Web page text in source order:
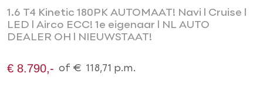
1.6 T4 Kinetic 180PK AUTOMAAT! Navi l Cruise l
LED l Airco ECC! 1e eigenaar l NL AUTO
DEALER OH l NIEUWSTAAT!
€ 8.790,- of € 118,71 p.m.